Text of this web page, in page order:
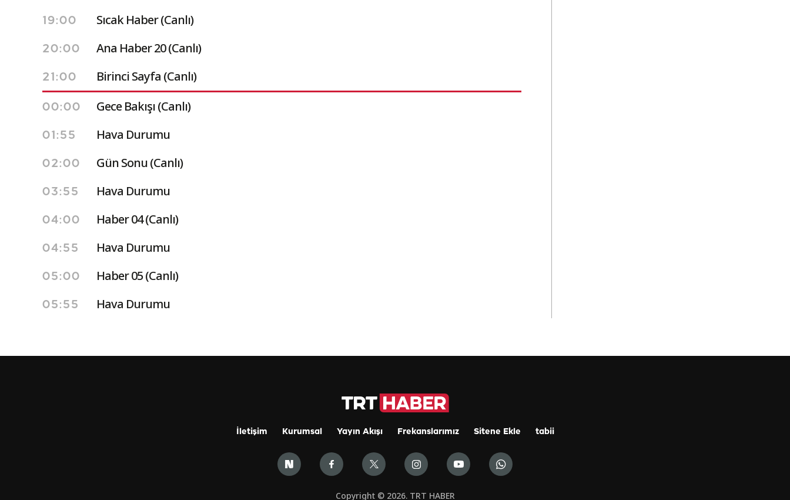
19:00 Sıcak Haber (Canlı)
20:00 Ana Haber 20 (Canlı)
21:00 Birinci Sayfa (Canlı)
00:00 Gece Bakışı (Canlı)
01:55 Hava Durumu
02:00 Gün Sonu (Canlı)
03:55 Hava Durumu
04:00 Haber 04 (Canlı)
04:55 Hava Durumu
05:00 Haber 05 (Canlı)
05:55 Hava Durumu
İletişim Kurumsal Yayın Akışı Frekanslarımız Sitene Ekle tabii
Copyright © 2026. TRT HABER